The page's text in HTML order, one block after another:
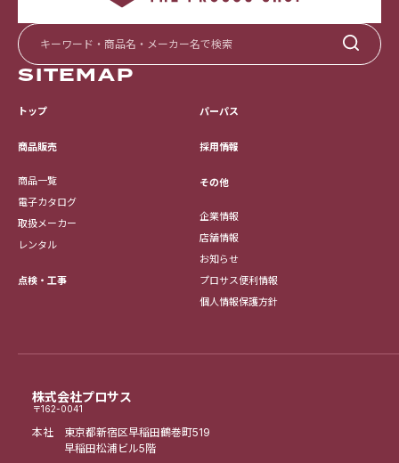
株式会社プロサス
〒162-0041
本社 東京都新宿区早稲田鶴巻町519
早稲田松浦ビル5階
SITEMAP
トップ
商品販売
商品一覧
電子カタログ
取扱メーカー
レンタル
点検・工事
パーパス
採用情報
その他
企業情報
店舗情報
お知らせ
プロサス便利情報
個人情報保護方針